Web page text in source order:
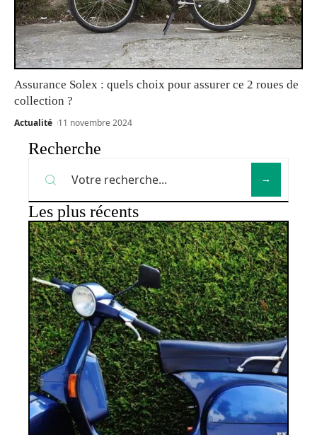
Assurance Solex : quels choix pour assurer ce 2 roues de
collection ?
Actualité 11 novembre 2024
Recherche
Les plus récents